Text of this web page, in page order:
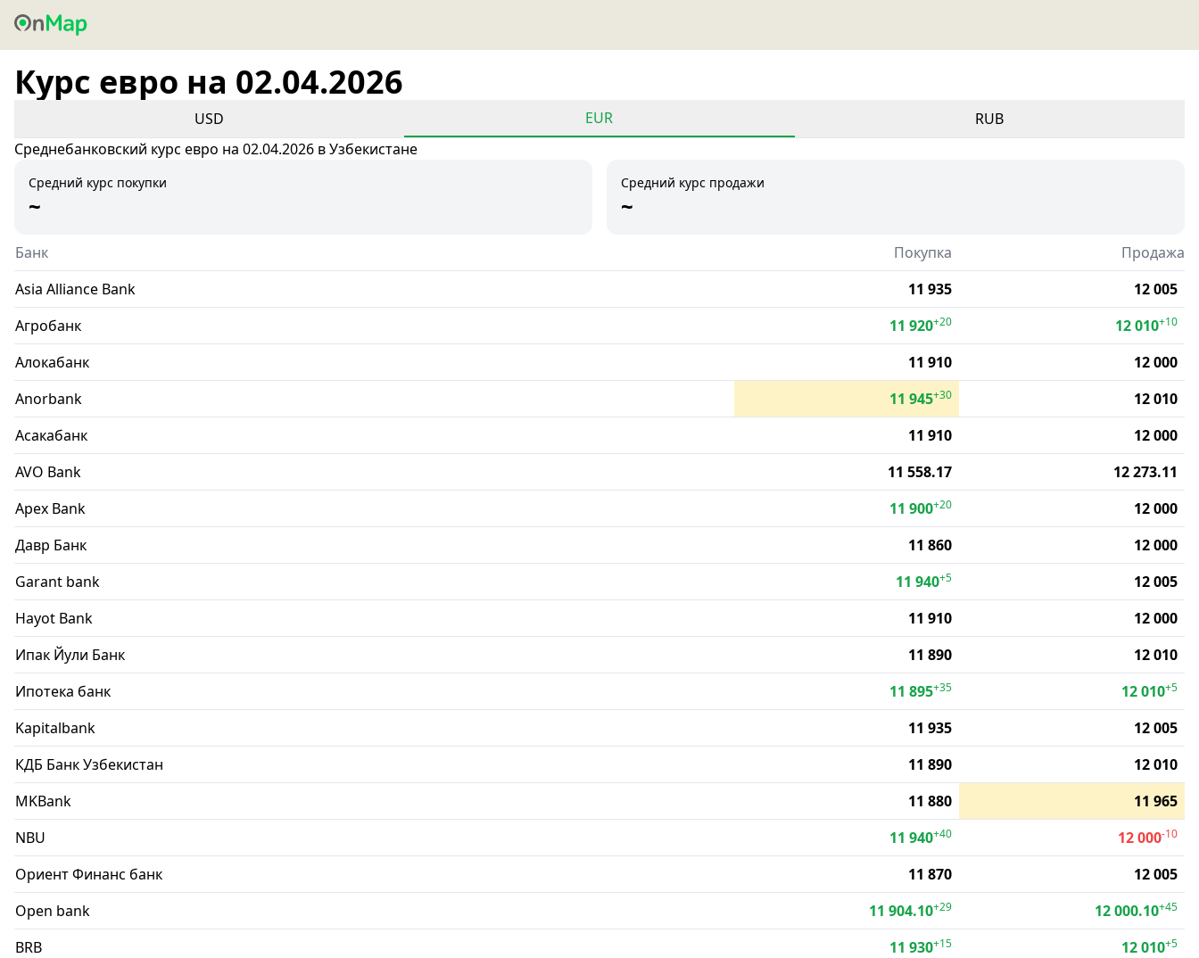
Курс евро на 02.04.2026
USD EUR
RUB
Среднебанковский курс евро на 02.04.2026 в Узбекистане
Средний курс покупки
~
Средний курс продажи
~
Банк Покупка
Продажа
Asia Alliance Bank
11 935
12 005
Агробанк
11 920+20 12 010+10
Алокабанк 11 910
12 000
Anorbank
11 945+30
12 010
Асакабанк
11 910
12 000
AVO Bank
11 558.17
12 273.11
Apex Bank
11 900+20
12 000
Давр Банк
11 860
12 000
Garant bank
11 940+5
12 005
Hayot Bank
11 910
12 000
Ипак Йули Банк
11 890
12 010
Ипотека банк
11 895+35 12 010+5
Kapitalbank 11 935
12 005
КДБ Банк Узбекистан
11 890
12 010
MKBank
11 880
11 965
NBU
11 940+40 12 000-10
Ориент Финанс банк 11 870
12 005
Open bank
11 904.10+29 12 000.10+45
BRB 11 930+15 12 010+5